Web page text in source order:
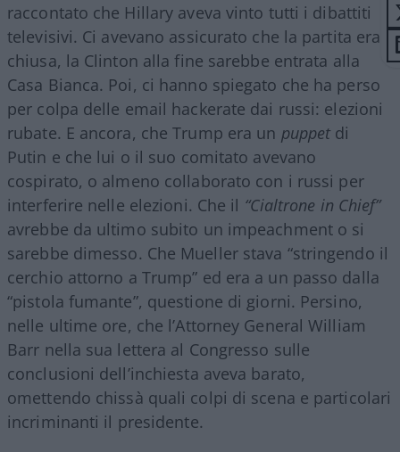
raccontato che Hillary aveva vinto tutti i dibattiti
televisivi. Ci avevano assicurato che la partita era
chiusa, la Clinton alla fine sarebbe entrata alla
Casa Bianca. Poi, ci hanno spiegato che ha perso
per colpa delle email hackerate dai russi: elezioni
rubate. E ancora, che Trump era un puppet di
Putin e che lui o il suo comitato avevano
cospirato, o almeno collaborato con i russi per
interferire nelle elezioni. Che il “Cialtrone in Chief”
avrebbe da ultimo subito un impeachment o si
sarebbe dimesso. Che Mueller stava “stringendo il
cerchio attorno a Trump” ed era a un passo dalla
“pistola fumante”, questione di giorni. Persino,
nelle ultime ore, che l’Attorney General William
Barr nella sua lettera al Congresso sulle
conclusioni dell’inchiesta aveva barato,
omettendo chissà quali colpi di scena e particolari
incriminanti il presidente.